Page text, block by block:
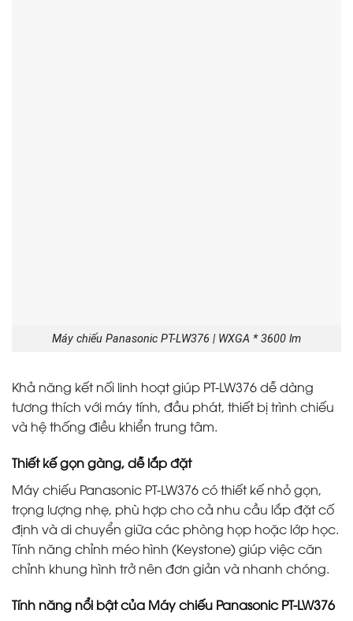
Máy chiếu Panasonic PT-LW376 | WXGA * 3600 lm
Khả năng kết nối linh hoạt giúp PT-LW376 dễ dàng
tương thích với máy tính, đầu phát, thiết bị trình chiếu
và hệ thống điều khiển trung tâm.
Thiết kế gọn gàng, dễ lắp đặt
Máy chiếu Panasonic PT-LW376 có thiết kế nhỏ gọn,
trọng lượng nhẹ, phù hợp cho cả nhu cầu lắp đặt cố
định và di chuyển giữa các phòng họp hoặc lớp học.
Tính năng chỉnh méo hình (Keystone) giúp việc căn
chỉnh khung hình trở nên đơn giản và nhanh chóng.
Tính năng nổi bật của Máy chiếu Panasonic PT-LW376